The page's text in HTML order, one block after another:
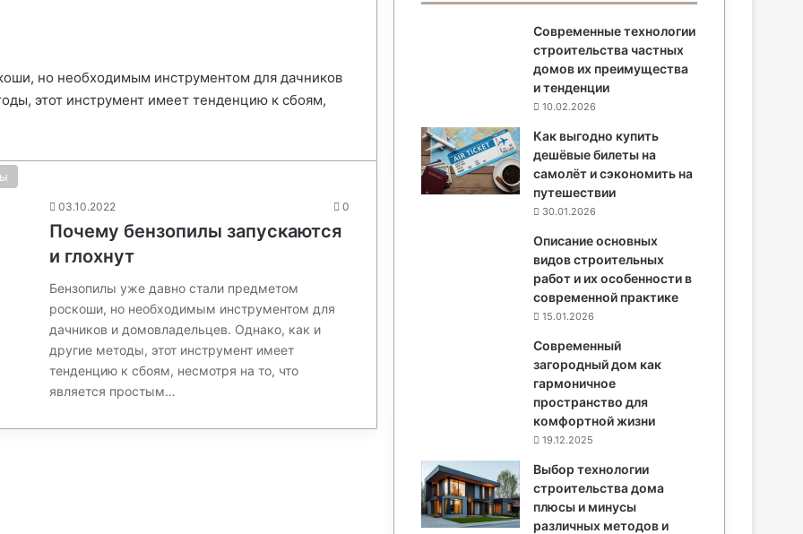
но необходимым инструментом для дачников
этот инструмент имеет тенденцию к сбоям,
03.10.2022 0
Почему бензопилы запускаются
и глохнут
Бензопилы уже давно стали предметом
роскоши, но необходимым инструментом для
дачников и домовладельцев. Однако, как и
другие методы, этот инструмент имеет
тенденцию к сбоям, несмотря на то, что
является простым…
Современные технологии
строительства частных
домов их преимущества
и тенденции
10.02.2026
Как выгодно купить
дешёвые билеты на
самолёт и сэкономить на
путешествии
30.01.2026
Описание основных
видов строительных
работ и их особенности в
современной практике
15.01.2026
Современный
загородный дом как
гармоничное
пространство для
комфортной жизни
19.12.2025
Выбор технологии
строительства дома
плюсы и минусы
различных методов и